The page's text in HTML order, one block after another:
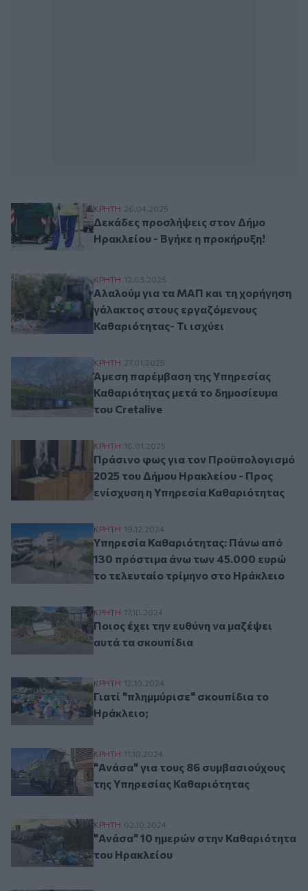
Δεκάδες προσλήψεις στον Δήμο
ΚΡΗΤΗ 26.04.2025
Δεκάδες προσλήψεις στον Δήμο
Ηρακλείου - Βγήκε η προκήρυξη!
Αλαλούμ για τα ΜΑΠ και τη χορήγηση
ΚΡΗΤΗ 12.03.2025
Αλαλούμ για τα ΜΑΠ και τη χορήγηση
γάλακτος στους εργαζόμενους
Καθαριότητας- Τι ισχύει
Άμεση παρέμβαση της Υπηρεσίας
ΚΡΗΤΗ 27.01.2025
Άμεση παρέμβαση της Υπηρεσίας
Καθαριότητας μετά το δημοσίευμα
του Cretalive
Πράσινο φως για τον Προϋπολογισμό
ΚΡΗΤΗ 16.01.2025
Πράσινο φως για τον Προϋπολογισμό
2025 του Δήμου Ηρακλείου - Προς
ενίσχυση η Υπηρεσία Καθαριότητας
Υπηρεσία Καθαριότητας: Πάνω από 130
ΚΡΗΤΗ 19.12.2024
Υπηρεσία Καθαριότητας: Πάνω από
130 πρόστιμα άνω των 45.000 ευρώ
το τελευταίο τρίμηνο στο Ηράκλειο
Ποιος έχει την ευθύνη να μαζέψει αυτά τα
ΚΡΗΤΗ 17.10.2024
Ποιος έχει την ευθύνη να μαζέψει
αυτά τα σκουπίδια
Γιατί "πλημμύρισε" σκουπίδια το
ΚΡΗΤΗ 12.10.2024
Γιατί "πλημμύρισε" σκουπίδια το
Ηράκλειο;
"Ανάσα" για τους 86 συμβασιούχους της
ΚΡΗΤΗ 11.10.2024
"Ανάσα" για τους 86 συμβασιούχους
της Υπηρεσίας Καθαριότητας
"Ανάσα" 10 ημερών στην Καθαριότητα
ΚΡΗΤΗ 02.10.2024
"Ανάσα" 10 ημερών στην Καθαριότητα
του Ηρακλείου